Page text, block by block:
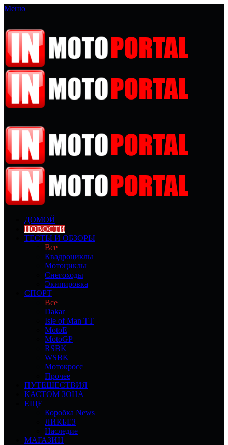
Меню
ДОМОЙ
НОВОСТИ
ТЕСТЫ И ОБЗОРЫ
Все
Квадроциклы
Мотоциклы
Снегоходы
Экипировка
СПОРТ
Все
Dakar
Isle of Man TT
MotoE
MotoGP
RSBK
WSBK
Мотокросс
Прочее
ПУТЕШЕСТВИЯ
КАСТОМ ЗОНА
ЕЩЕ
Коробка News
ЛИКБЕЗ
Наследие
МАГАЗИН